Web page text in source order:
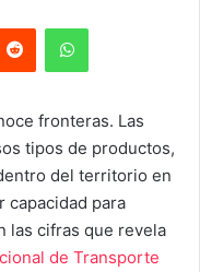
fronteras. Las
tipos de productos,
del territorio en
capacidad para
las cifras que revela
de Transporte